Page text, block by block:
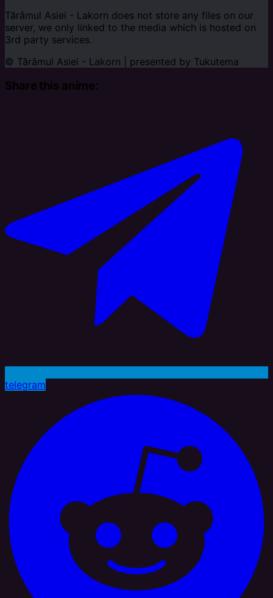
Tărâmul Asiei - Lakorn does not store any files on our
server, we only linked to the media which is hosted on
3rd party services.
© Tărâmul Asiei - Lakorn | presented by Tukutema
Share this anime:
telegram